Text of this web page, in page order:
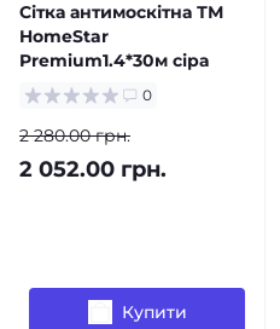
Сітка антимоскітна ТМ
HomeStar
Premium1.4*30м сіра
0
2 280.00 грн.
2 052.00 грн.
Купити